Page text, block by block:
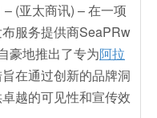
(亚太商讯) – 在一项
服务提供商SeaPRw
豪地推出了专为阿拉
在通过创新的品牌洞
越的可见性和宣传效